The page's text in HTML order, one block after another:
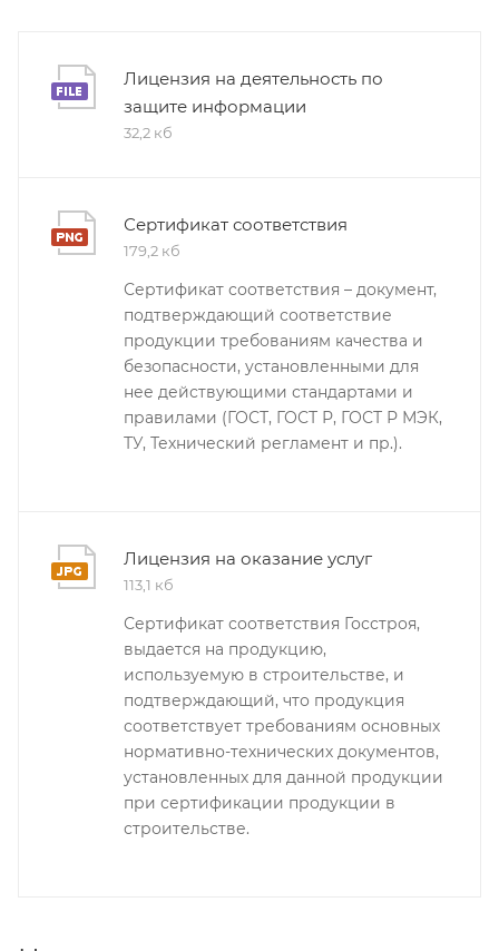
Лицензия на деятельность по
защите информации
32,2 кб
Сертификат соответствия
179,2 кб
Сертификат соответствия – документ,
подтверждающий соответствие
продукции требованиям качества и
безопасности, установленными для
нее действующими стандартами и
правилами (ГОСТ, ГОСТ Р, ГОСТ Р МЭК,
ТУ, Технический регламент и пр.).
Лицензия на оказание услуг
113,1 кб
Сертификат соответствия Госстроя,
выдается на продукцию,
используемую в строительстве, и
подтверждающий, что продукция
соответствует требованиям основных
нормативно-технических документов,
установленных для данной продукции
при сертификации продукции в
строительстве.